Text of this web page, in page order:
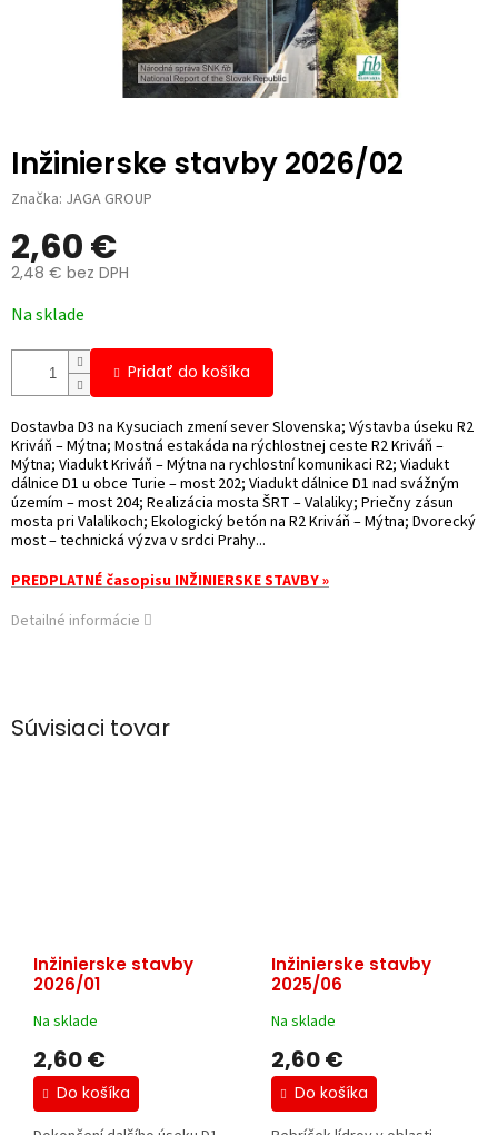
Inžinierske stavby 2026/02
Značka: JAGA GROUP
2,60 €
2,48 € bez DPH
cena:
Na sklade
Pridať do košíka
Dostavba D3 na Kysuciach zmení sever Slovenska; Výstavba úseku R2
Kriváň – Mýtna; Mostná estakáda na rýchlostnej ceste R2 Kriváň –
Mýtna; Viadukt Kriváň – Mýtna na rychlostní komunikaci R2; Viadukt
dálnice D1 u obce Turie – most 202; Viadukt dálnice D1 nad svážným
územím – most 204; Realizácia mosta ŠRT – Valaliky; Priečny zásun
mosta pri Valalikoch; Ekologický betón na R2 Kriváň – Mýtna; Dvorecký
most – technická výzva v srdci Prahy...
PREDPLATNÉ časopisu INŽINIERSKE STAVBY »
Detailné informácie
Súvisiaci tovar
Inžinierske stavby
2026/01
Na sklade
2,60 €
Do košíka
Inžinierske stavby
2025/06
Na sklade
2,60 €
Do košíka